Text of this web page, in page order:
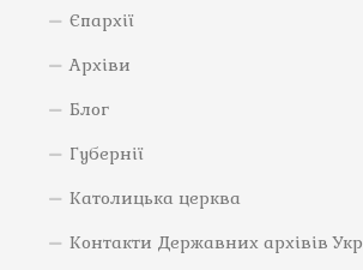
Єпархії
Архіви
Блог
Губернії
Католицька церква
Контакти Державних архівів